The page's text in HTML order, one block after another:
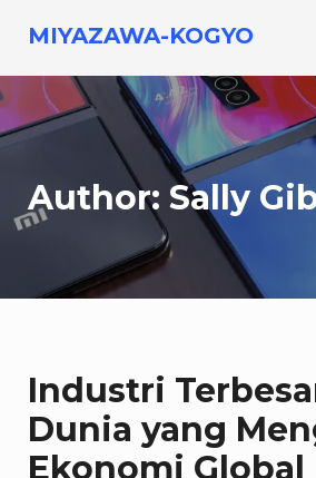
content
MIYAZAWA-KOGYO
Author: Sally
Industri
Dunia yang
Ekonomi Global